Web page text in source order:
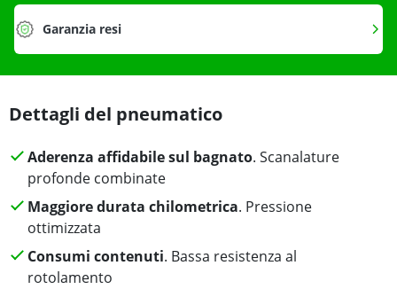
Garanzia resi
Dettagli del pneumatico
Aderenza affidabile sul bagnato. Scanalature
profonde combinate
Maggiore durata chilometrica. Pressione
ottimizzata
Consumi contenuti. Bassa resistenza al
rotolamento